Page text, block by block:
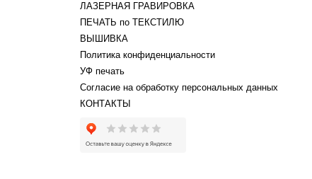
ЛАЗЕРНАЯ ГРАВИРОВКА
ПЕЧАТЬ по ТЕКСТИЛЮ
ВЫШИВКА
Политика конфиденциальности
УФ печать
Согласие на обработку персональных данных
КОНТАКТЫ